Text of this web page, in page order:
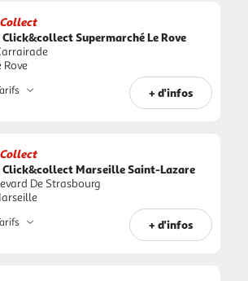
Supermarché Le Rove
Rove
+ d'infos
Click&collect Marseille Saint-Lazare
De Strasbourg
+ d'infos